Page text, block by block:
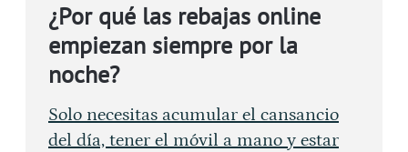
¿Por qué las rebajas online
empiezan siempre por la
noche?
Solo necesitas acumular el cansancio
del día, tener el móvil a mano y estar